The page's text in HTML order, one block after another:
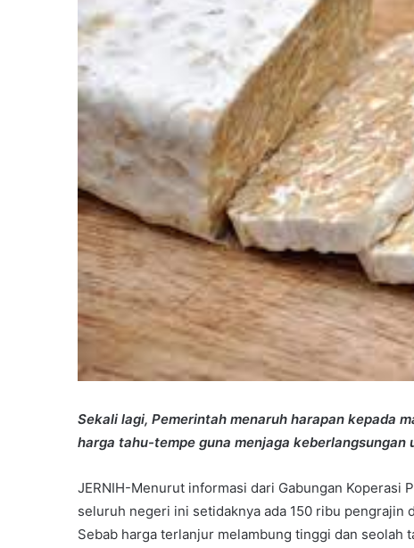
Sekali lagi, Pemerintah menaruh harapan kepada
harga tahu-tempe guna menjaga keberlangsungan
JERNIH-Menurut informasi dari Gabungan Koperasi
seluruh negeri ini setidaknya ada 150 ribu
Sebab harga terlanjur melambung tinggi dan seolah